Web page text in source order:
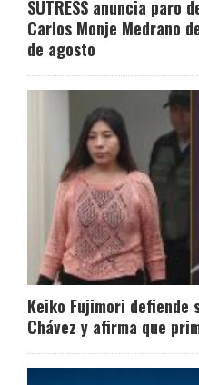
SUTRESS anuncia paro
Carlos Monje Medrano
de agosto
Keiko Fujimori defiende
Chávez y afirma que